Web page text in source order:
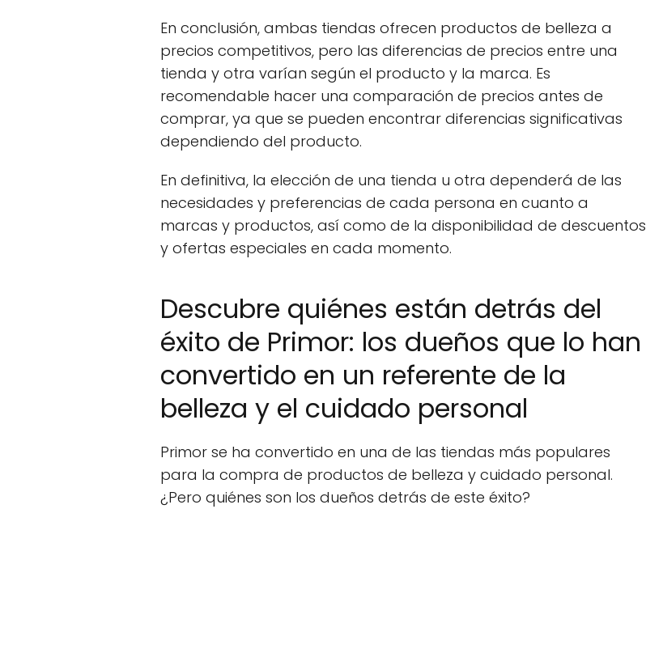
En conclusión, ambas tiendas ofrecen productos de belleza a
precios competitivos, pero las diferencias de precios entre una
tienda y otra varían según el producto y la marca. Es
recomendable hacer una comparación de precios antes de
comprar, ya que se pueden encontrar diferencias significativas
dependiendo del producto.
En definitiva, la elección de una tienda u otra dependerá de las
necesidades y preferencias de cada persona en cuanto a
marcas y productos, así como de la disponibilidad de descuentos
y ofertas especiales en cada momento.
Descubre quiénes están detrás del
éxito de Primor: los dueños que lo han
convertido en un referente de la
belleza y el cuidado personal
Primor se ha convertido en una de las tiendas más populares
para la compra de productos de belleza y cuidado personal.
¿Pero quiénes son los dueños detrás de este éxito?